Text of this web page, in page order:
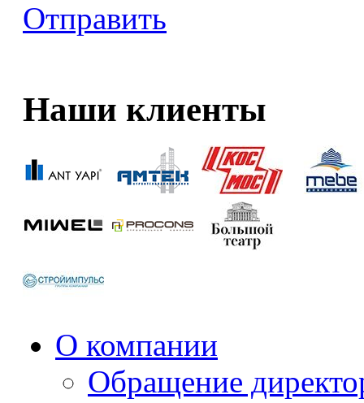
Отправить
Наши клиенты
О компании
Обращение